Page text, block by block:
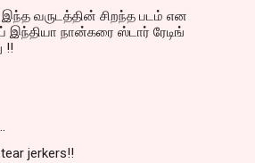
இந்த வருடத்தின் சிறந்த படம் என
நான்கரை ஸ்டார் ரேடிங்
!!
jerkers!!